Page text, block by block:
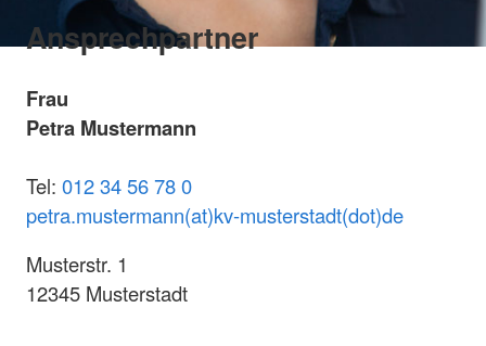
Ansprechpartner
Frau
Petra Mustermann
Tel: 012 34 56 78 0
petra.mustermann(at)kv-musterstadt(dot)de
Musterstr. 1
12345 Musterstadt